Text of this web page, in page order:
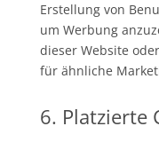
Erstellung von
um Werbung
dieser Website
für ähnliche
6. Platzierte